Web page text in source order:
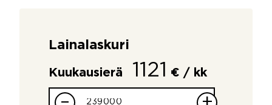
Lainalaskuri
Kuukausierä 1121 € / kk